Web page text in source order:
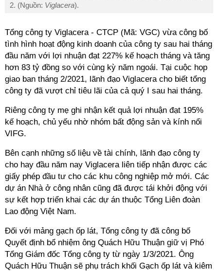
2. (Nguồn: Viglacera).
Tổng công ty Viglacera - CTCP (Mã: VGC) vừa công bố
tình hình hoạt động kinh doanh của công ty sau hai tháng
đầu năm với lợi nhuận đạt 227% kế hoạch tháng và tăng
hơn 83 tỷ đồng so với cùng kỳ năm ngoái. Tại cuộc họp
giao ban tháng 2/2021, lãnh đạo Viglacera cho biết tổng
công ty đã vượt chỉ tiêu lãi của cả quý I sau hai tháng.
Riêng công ty mẹ ghi nhận kết quả lợi nhuận đạt 195%
kế hoạch, chủ yếu nhờ nhóm bất động sản và kính nổi
VIFG.
Bên cạnh những số liệu về tài chính, lãnh đạo công ty
cho hay đầu năm nay Viglacera liên tiếp nhận được các
giấy phép đầu tư cho các khu công nghiệp mở mới. Các
dự án Nhà ở công nhân cũng đã được tái khởi động với
sự kết hợp triển khai các dự án thuộc Tổng Liên đoàn
Lao động Việt Nam.
Đối với mảng gạch ốp lát, Tổng công ty đã công bố
Quyết định bổ nhiệm ông Quách Hữu Thuận giữ vị Phó
Tổng Giám đốc Tổng công ty từ ngày 1/3/2021. Ông
Quách Hữu Thuận sẽ phụ trách khối Gạch ốp lát và kiêm